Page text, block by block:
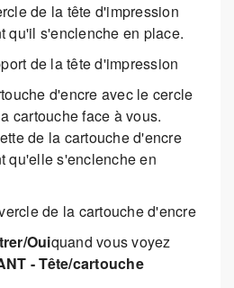
de la tête d'impression
qu'il s'enclenche en place.
d'encre avec le cercle
cartouche face à vous.
de la cartouche d'encre
qu'elle s'enclenche en
Ouiquand vous voyez
- Tête/cartouche